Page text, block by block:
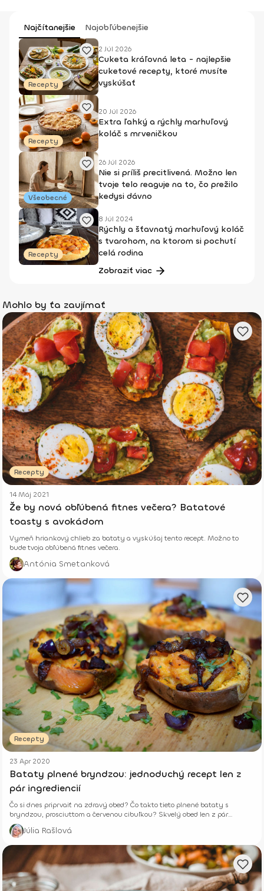
Najčítanejšie Najobľúbenejšie
Recepty
2 Júl 2026
Cuketa kráľovná leta - najlepšie
cuketové recepty, ktoré musíte
vyskúšať
Recepty
20 Júl 2026
Extra ľahký a rýchly marhuľový
koláč s mrveničkou
Všeobecné
26 Júl 2026
Nie si príliš precitlivená. Možno len
tvoje telo reaguje na to, čo prežilo
kedysi dávno
Recepty
8 Júl 2024
Rýchly a šťavnatý marhuľový koláč
s tvarohom, na ktorom si pochutí
celá rodina
Zobraziť viac
Mohlo by ťa zaujímať
Recepty
14 Máj 2021
Že by nová obľúbená fitnes večera? Batatové
toasty s avokádom
Vymeň hriankový chlieb za bataty a vyskúšaj tento recept. Možno to
bude tvoja obľúbená fitnes večera.
Antónia Smetanková
Recepty
23 Apr 2020
Bataty plnené bryndzou: jednoduchý recept len z
pár ingrediencií
Čo si dnes priprvaiť na zdravý obed? Čo takto tieto plnené bataty s
bryndzou, prosciuttom a červenou cibuľkou? Skvelý obed len z pár
ingrediencií.
Júlia Rašlová